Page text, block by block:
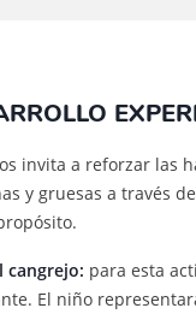
invita a reforzar las
y gruesas a través
cangrejo: para esta
El niño